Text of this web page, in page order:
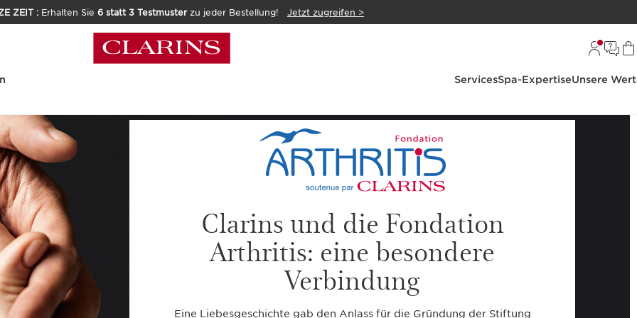
ZEIT : Erhalten Sie 6 statt 3 Testmusterzu jeder Bestellung!
Jetzt zugreifen >
ServicesSpa-ExpertiseUnsere
Clarins und die Fondation
Arthritis: eine besondere
Verbindung
Eine Liebesgeschichte gab den Anlass für die Gründung der Stiftung